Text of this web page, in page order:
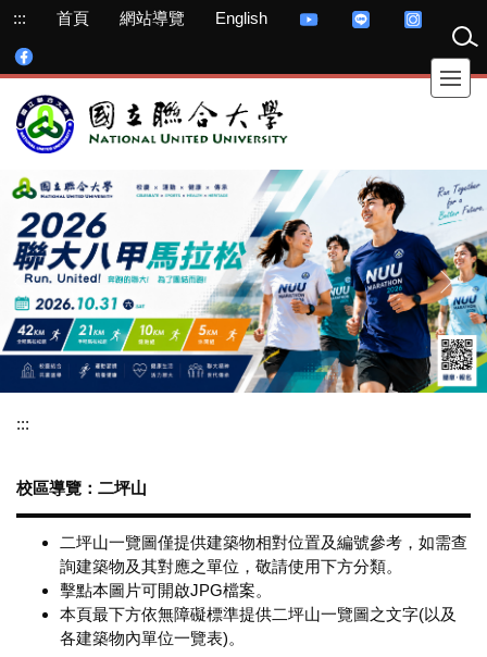
跳
主
內
容
::: 首頁 網站導覽 English
:::
校區導覽：二坪山
二坪山一覽圖僅提供建築物相對位置及編號參考，如需查
詢建築物及其對應之單位，敬請使用下方分類。
擊點本圖片可開啟JPG檔案。
本頁最下方依無障礙標準提供二坪山一覽圖之文字(以及
各建築物內單位一覽表)。